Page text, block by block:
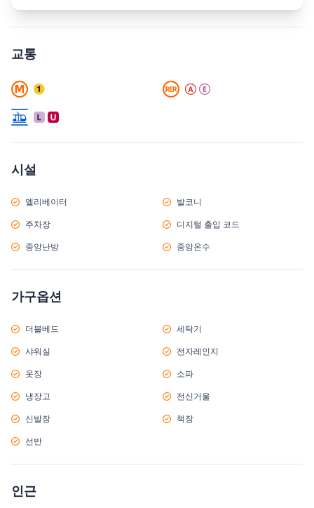
교통
시설
엘리베이터 발코니
주차장 디지털 출입 코드
중앙난방 중앙온수
가구옵션
더블베드 세탁기
샤워실 전자레인지
옷장 소파
냉장고 전신거울
신발장 책장
선반
인근